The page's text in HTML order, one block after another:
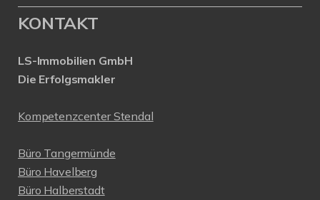
KONTAKT
LS-Immobilien GmbH
Die Erfolgsmakler
Kompetenzcenter Stendal
Büro Tangermünde
Büro Havelberg
Büro Halberstadt